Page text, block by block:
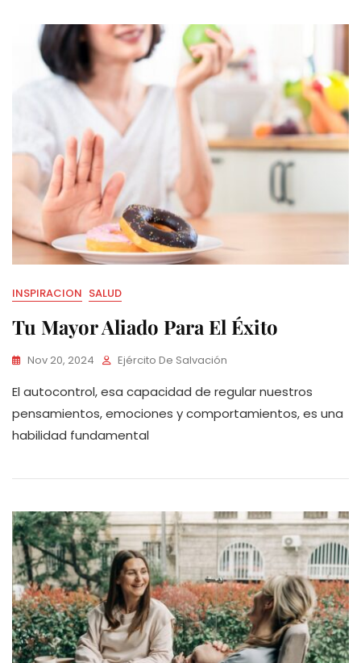
INSPIRACION SALUD
Tu Mayor Aliado Para El Éxito
Nov 20, 2024 Ejército De Salvación
El autocontrol, esa capacidad de regular nuestros
pensamientos, emociones y comportamientos, es una
habilidad fundamental